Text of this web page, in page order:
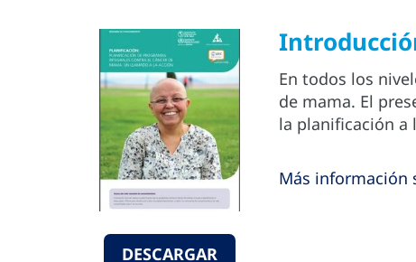
DESCARGAR
En todos los
de mama. El
la planificación a
Más información